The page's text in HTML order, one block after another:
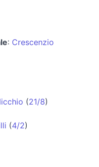
: Crescenzio
(21/8)
(4/2)